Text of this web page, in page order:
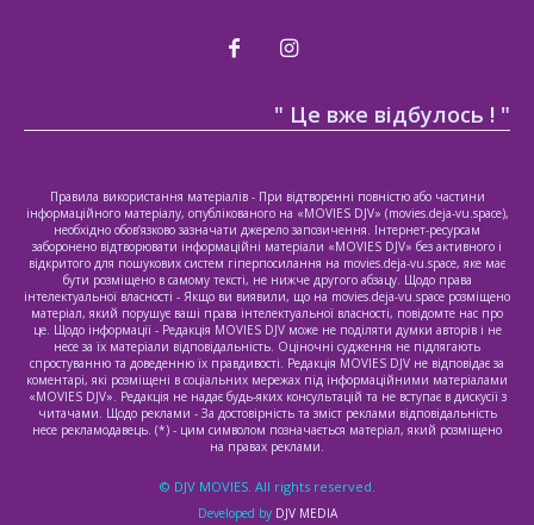
" Це вже відбулось ! "
Правила використання матеріалів - При відтворенні повністю або частини
інформаційного матеріалу, опублікованого на «MOVIES DJV» (movies.deja-vu.space),
необхідно обов’язково зазначати джерело запозичення. Інтернет-ресурсам
заборонено відтворювати інформаційні матеріали «MOVIES DJV» без активного і
відкритого для пошукових систем гіперпосилання на movies.deja-vu.space, яке має
бути розміщено в самому тексті, не нижче другого абзацу. Щодо права
інтелектуальної власності - Якщо ви виявили, що на movies.deja-vu.space розміщено
матеріал, який порушує ваші права інтелектуальної власності, повідомте нас про
це. Щодо інформації - Редакція MOVIES DJV може не поділяти думки авторів і не
несе за їх матеріали відповідальність. Оціночні судження не підлягають
спростуванню та доведенню їх правдивості. Редакція MOVIES DJV не відповідає за
коментарі, які розміщені в соціальних мережах під інформаційними матеріалами
«MOVIES DJV». Редакція не надає будь-яких консультацій та не вступає в дискусії з
читачами. Щодо реклами - За достовірність та зміст реклами відповідальність
несе рекламодавець. (*) - цим символом позначається матеріал, який розміщено
на правах реклами.
© DJV MOVIES. All rights reserved.
Developed by DJV MEDIA